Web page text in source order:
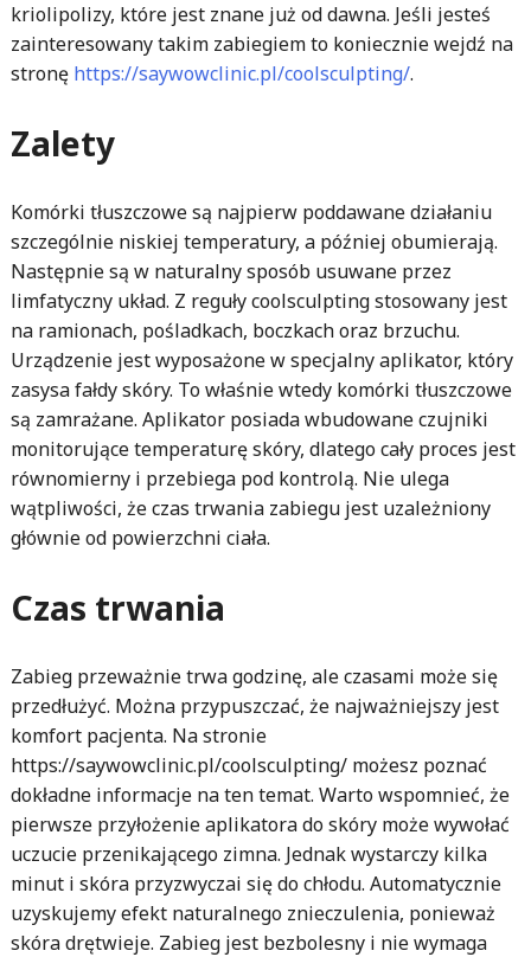
kriolipolizy, które jest znane już od dawna. Jeśli jesteś
zainteresowany takim zabiegiem to koniecznie wejdź na
stronę https://saywowclinic.pl/coolsculpting/.
Zalety
Komórki tłuszczowe są najpierw poddawane działaniu
szczególnie niskiej temperatury, a później obumierają.
Następnie są w naturalny sposób usuwane przez
limfatyczny układ. Z reguły coolsculpting stosowany jest
na ramionach, pośladkach, boczkach oraz brzuchu.
Urządzenie jest wyposażone w specjalny aplikator, który
zasysa fałdy skóry. To właśnie wtedy komórki tłuszczowe
są zamrażane. Aplikator posiada wbudowane czujniki
monitorujące temperaturę skóry, dlatego cały proces jest
równomierny i przebiega pod kontrolą. Nie ulega
wątpliwości, że czas trwania zabiegu jest uzależniony
głównie od powierzchni ciała.
Czas trwania
Zabieg przeważnie trwa godzinę, ale czasami może się
przedłużyć. Można przypuszczać, że najważniejszy jest
komfort pacjenta. Na stronie
https://saywowclinic.pl/coolsculpting/ możesz poznać
dokładne informacje na ten temat. Warto wspomnieć, że
pierwsze przyłożenie aplikatora do skóry może wywołać
uczucie przenikającego zimna. Jednak wystarczy kilka
minut i skóra przyzwyczai się do chłodu. Automatycznie
uzyskujemy efekt naturalnego znieczulenia, ponieważ
skóra drętwieje. Zabieg jest bezbolesny i nie wymaga